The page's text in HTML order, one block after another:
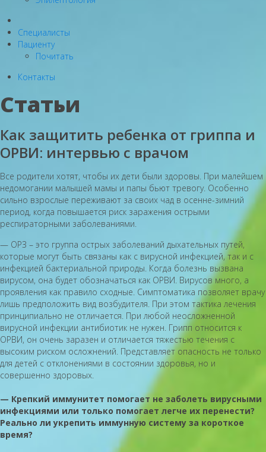
Специалисты
Пациенту
Почитать
Контакты
Статьи
Как защитить ребенка от гриппа и
ОРВИ: интервью с врачом
Все родители хотят, чтобы их дети были здоровы. При малейшем
недомогании малышей мамы и папы бьют тревогу. Особенно
сильно взрослые переживают за своих чад в осенне-зимний
период, когда повышается риск заражения острыми
респираторными заболеваниями.
— ОРЗ – это группа острых заболеваний дыхательных путей,
которые могут быть связаны как с вирусной инфекцией, так и с
инфекцией бактериальной природы. Когда болезнь вызвана
вирусом, она будет обозначаться как ОРВИ. Вирусов много, а
проявления как правило сходные. Симптоматика позволяет врачу
лишь предположить вид возбудителя. При этом тактика лечения
принципиально не отличается. При любой неосложненной
вирусной инфекции антибиотик не нужен. Грипп относится к
ОРВИ, он очень заразен и отличается тяжестью течения с
высоким риском осложнений. Представляет опасность не только
для детей с отклонениями в состоянии здоровья, но и
совершенно здоровых.
— Крепкий иммунитет помогает не заболеть вирусными
инфекциями или только помогает легче их перенести?
Реально ли укрепить иммунную систему за короткое
время?